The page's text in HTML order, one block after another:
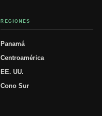
REGIONES
Panamá
Centroamérica
EE. UU.
Cono Sur